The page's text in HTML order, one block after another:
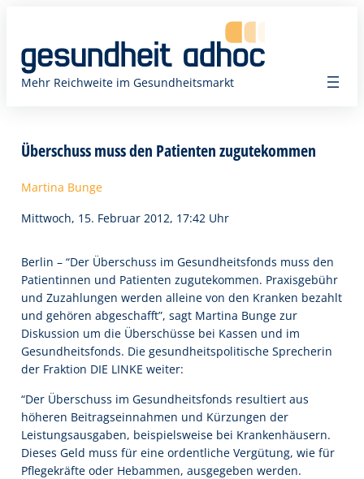
springen
Mehr Reichweite im Gesundheitsmarkt
Überschuss muss den Patienten zugutekommen
Martina Bunge
Mittwoch, 15. Februar 2012, 17:42 Uhr
Berlin – “Der Überschuss im Gesundheitsfonds muss den
Patientinnen und Patienten zugutekommen. Praxisgebühr
und Zuzahlungen werden alleine von den Kranken bezahlt
und gehören abgeschafft”, sagt Martina Bunge zur
Diskussion um die Überschüsse bei Kassen und im
Gesundheitsfonds. Die gesundheitspolitische Sprecherin
der Fraktion DIE LINKE weiter:
“Der Überschuss im Gesundheitsfonds resultiert aus
höheren Beitragseinnahmen und Kürzungen der
Leistungsausgaben, beispielsweise bei Krankenhäusern.
Dieses Geld muss für eine ordentliche Vergütung, wie für
Pflegekräfte oder Hebammen, ausgegeben werden.